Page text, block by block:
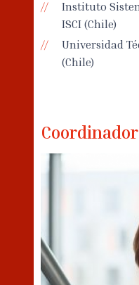
Instituto
ISCI (Chile)
Universidad
(Chile)